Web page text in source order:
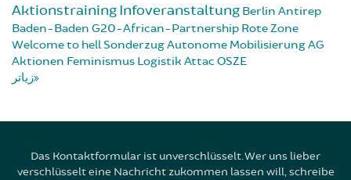
AktionstrainingInfoveranstaltung Berlin Antirep
Baden-Baden G20-African-Partnership Rote Zone
Welcome to hellSonderzugAutonome MobilisierungAG
Aktionen Feminismus Logistik Attac OSZE
زیاتر
Das Kontaktformular ist unverschlüsselt. Wer uns lieber
verschlüsselt eine Nachricht zukommen lassen will, schreibe